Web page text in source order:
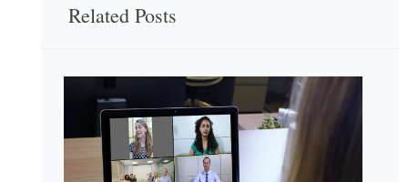
Related Posts